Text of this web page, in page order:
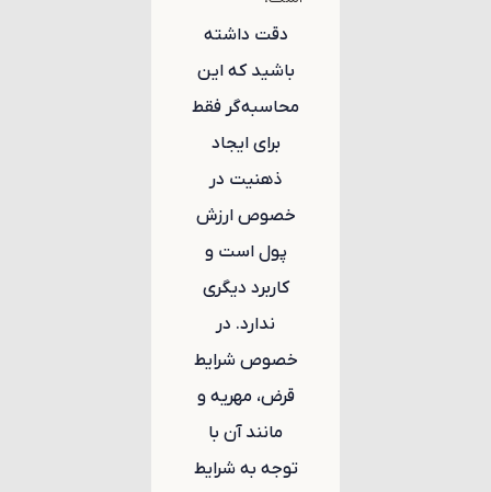
دقت داشته
باشید که این
محاسبه‌گر فقط
برای ایجاد
ذهنیت در
خصوص ارزش
پول است و
کاربرد دیگری
ندارد. در
خصوص شرایط
قرض، مهریه و
مانند آن با
توجه به شرایط